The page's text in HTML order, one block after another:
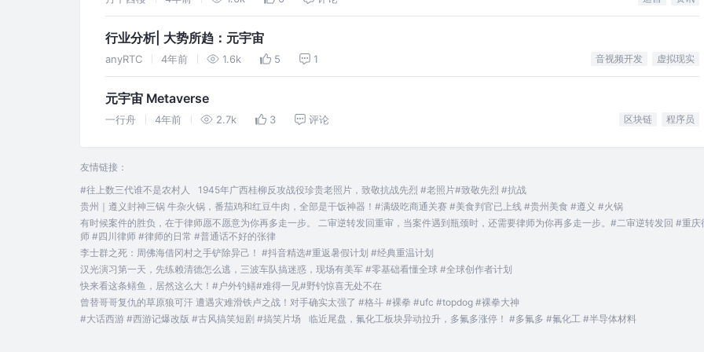
行业分析| 大势所趋：元宇宙
anyRTC 4年前 1.6k 5 1 音视频开发 虚拟现实
元宇宙 Metaverse
一行舟 4年前 2.7k 3 评论 区块链 程序员
友情链接：
#往上数三代谁不是农村人
1945年广西桂柳反攻战役珍贵老照片，致敬抗战先烈 #老照片#致敬先烈 #抗战
贵州｜遵义封神三锅 牛杂火锅，番茄鸡和红豆牛肉，全部是干饭神器！#满级吃商通关赛 #美食判官已上线 #贵州美食 #遵义 #火锅
有时候案件的胜负，在于律师愿不愿意为你再多走一步。 二审逆转发回重审，当案件遇到瓶颈时，还需要律师为你再多走一步。#二审逆转发回 #重庆
师 #四川律师 #律师的日常 #普通话不好的张律
李士群之死：周佛海借冈村之手铲除异己！ #抖音精选#重返暑假计划 #经典重温计划
汉光演习第一天，先练赖清德怎么逃，三波车队搞迷惑，现场有美军 #零基础看懂全球 #全球创作者计划
快来看这条鳝鱼，居然这么大！#户外钓鳝#难得一见#野钓惊喜无处不在
曾替哥哥复仇的草原狼可汗 遭遇灾难滑铁卢之战！对手确实太强了 #格斗 #裸拳 #ufc #topdog #裸拳大神
#大话西游 #西游记爆改版 #古风搞笑短剧 #搞笑片场
临近尾盘，氟化工板块异动拉升，多氟多涨停！ #多氟多 #氟化工 #半导体材料